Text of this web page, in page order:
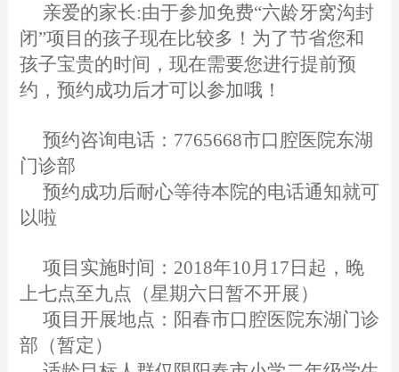
亲爱的家长:由于参加免费“六龄牙窝沟封
闭”项目的孩子现在比较多！为了节省您和
孩子宝贵的时间，现在需要您进行提前预
约，预约成功后才可以参加哦！
预约咨询电话：7765668市口腔医院东湖
门诊部
预约成功后耐心等待本院的电话通知就可
以啦
项目实施时间：2018年10月17日起，晚
上七点至九点（星期六日暂不开展）
项目开展地点：阳春市口腔医院东湖门诊
部（暂定）